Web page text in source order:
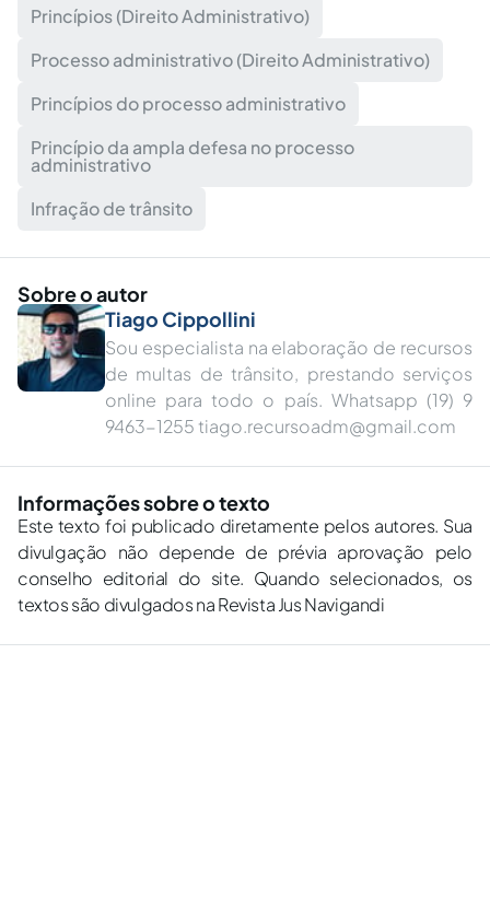
Princípios (Direito Administrativo)
Processo administrativo (Direito Administrativo)
Princípios do processo administrativo
Princípio da ampla defesa no processo
administrativo
Infração de trânsito
Sobre o autor
Tiago Cippollini
Sou especialista na elaboração de recursos
de multas de trânsito, prestando serviços
online para todo o país. Whatsapp (19) 9
9463-1255 tiago.recursoadm@gmail.com
Informações sobre o texto
Este texto foi publicado diretamente pelos autores. Sua
divulgação não depende de prévia aprovação pelo
conselho editorial do site. Quando selecionados, os
textos são divulgados na Revista Jus Navigandi